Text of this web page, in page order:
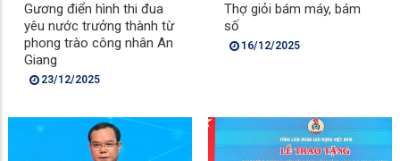
Gương điển hình thi đua
yêu nước trưởng thành từ
phong trào công nhân An
Giang
23/12/2025
Thợ giỏi bám máy, bám
số
16/12/2025